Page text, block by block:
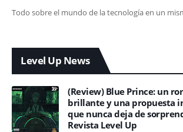
Todo sobre el mundo de la tecnología en un
Level Up News
(Review) Blue Prince: un
brillante y una propuesta
que nunca deja de
Revista Level Up